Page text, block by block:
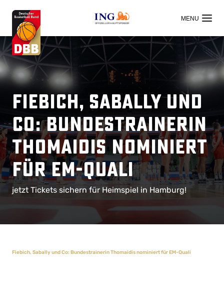
OFFIZIELLER HAUPTSPONSOR
Fiebich, Sabally und
Co: Bundestrainerin
Thomaidis nominiert
für EM-Quali
jetzt Tickets sichern für Heimspiel in Hamburg!
Fiebich, Sabally und Co: Bundestrainerin Thomaidis nominiert für EM-Quali